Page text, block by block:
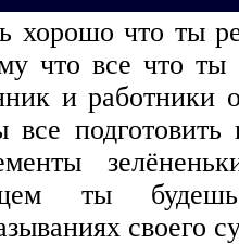
хорошо что ты
что все что
и работники
все
ты
своего